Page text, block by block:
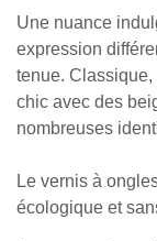
Une nuance
expression
tenue.
chic avec des
nombreuses
Le vernis à
écologique et